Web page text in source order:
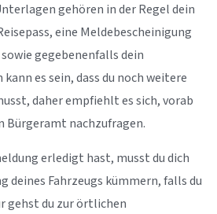
gehören in der Regel dein
eine Meldebescheinigung
gegebenenfalls dein
es sein, dass du noch weitere
daher empfiehlt es sich, vorab
Bürgeramt nachzufragen.
erledigt hast, musst du dich
deines Fahrzeugs kümmern, falls du
gehst du zur örtlichen